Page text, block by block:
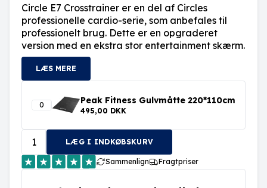
Circle E7 Crosstrainer er en del af Circles
professionelle cardio-serie, som anbefales til
professionelt brug. Dette er en opgraderet
version med en ekstra stor entertainment skærm.
LÆS MERE
Peak Fitness Gulvmåtte 220*110cm
495,00 DKK
LÆG I INDKØBSKURV
Sammenlign Fragtpriser